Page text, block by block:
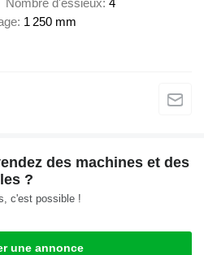
1 250 mm
des machines et des
?
c'est possible !
une annonce